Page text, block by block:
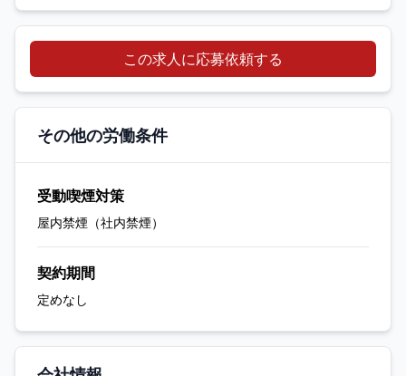
この求人に応募依頼する
その他の労働条件
受動喫煙対策
屋内禁煙（社内禁煙）
契約期間
定めなし